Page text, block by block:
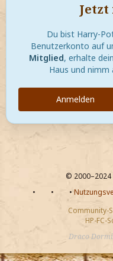
Jetzt
Du bist Harry-
Benutzerkonto auf
Mitglied, erhalte
Haus und
Anmelden
© 2000–2024
•
• •
Community-
HP-FC-
Draco